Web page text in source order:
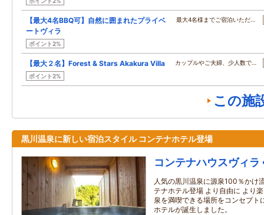
【最大4名BBQ可】自然に囲まれたプライベ
ートヴィラ
ポイント2%
最大4名様までご宿泊いただ…
【最大２名】Forest & Stars Akakura Villa
ポイント2%
カップルやご夫婦、少人数で…
この施
黒川温泉に新しい宿泊スタイル コンテナホテル登場
コンテナハウスヴィラ
人気の黒川温泉に源泉100％かけ
テナホテル登場 より自由に より
泉を満喫できる場所をコンセプト
ホテルが誕生しました。